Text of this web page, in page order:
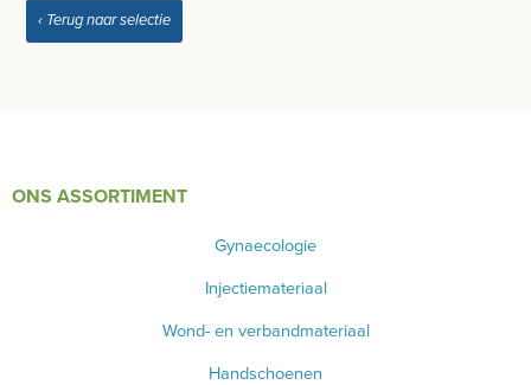
MEUBILAIR - INSTALLATIEMATERIAAL
PRODUCT NIET GEVONDEN?
‹ Terug naar selectie
ONS ASSORTIMENT
Gynaecologie
Injectiemateriaal
Wond- en verbandmateriaal
Handschoenen